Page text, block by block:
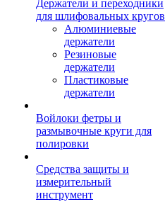
Держатели и переходники
для шлифовальных кругов
Алюминиевые
держатели
Резиновые
держатели
Пластиковые
держатели
Войлоки фетры и
размывочные круги для
полировки
Средства защиты и
измерительный
инструмент